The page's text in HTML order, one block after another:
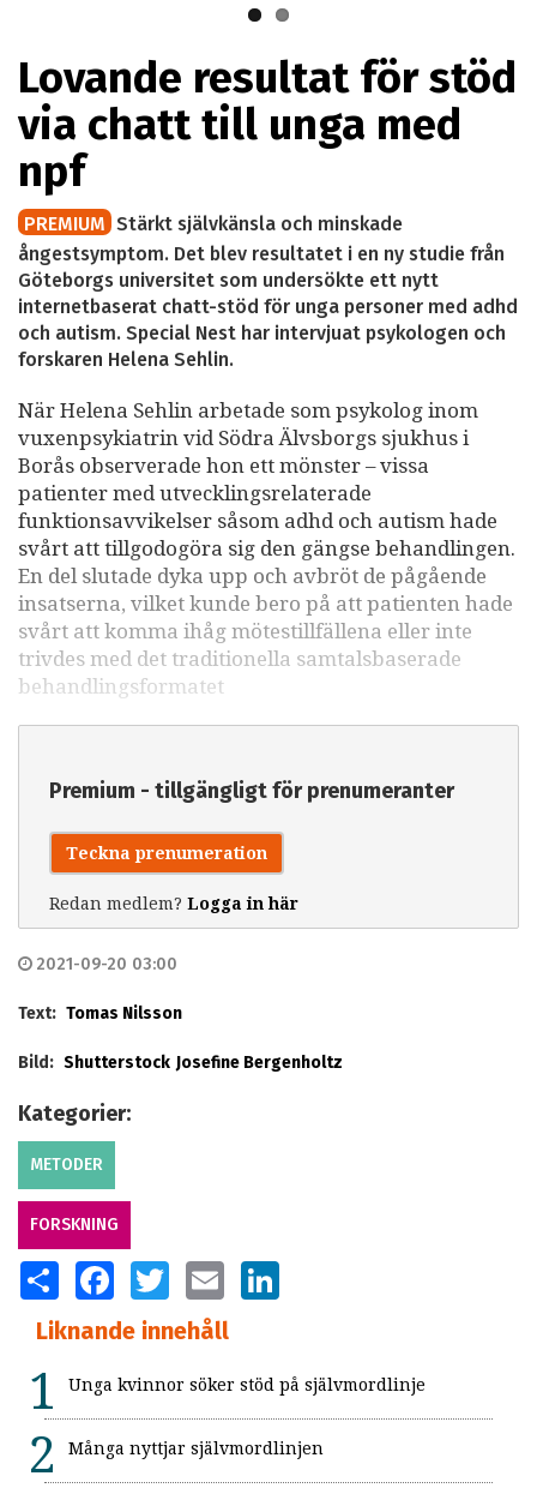
Lovande resultat för stöd
via chatt till unga med
npf
PREMIUM Stärkt självkänsla och minskade
ångestsymptom. Det blev resultatet i en ny studie från
Göteborgs universitet som undersökte ett nytt
internetbaserat chatt-stöd för unga personer med adhd
och autism. Special Nest har intervjuat psykologen och
forskaren Helena Sehlin.
När Helena Sehlin arbetade som psykolog inom
vuxenpsykiatrin vid Södra Älvsborgs sjukhus i
Borås observerade hon ett mönster – vissa
patienter med utvecklingsrelaterade
funktionsavvikelser såsom adhd och autism hade
svårt att tillgodogöra sig den gängse behandlingen.
En del slutade dyka upp och avbröt de pågående
insatserna, vilket kunde bero på att patienten hade
svårt att komma ihåg mötestillfällena eller inte
trivdes med det traditionella samtalsbaserade
behandlingsformatet
Premium - tillgängligt för prenumeranter
Teckna prenumeration
Redan medlem? Logga in här
2021-09-20 03:00
Text: Tomas Nilsson
Bild: Shutterstock Josefine Bergenholtz
Kategorier:
METODER
FORSKNING
SHARE FACEBOOKTWITTER EMAIL
Liknande innehåll
Unga kvinnor söker stöd på självmordlinje
Många nyttjar självmordlinjen